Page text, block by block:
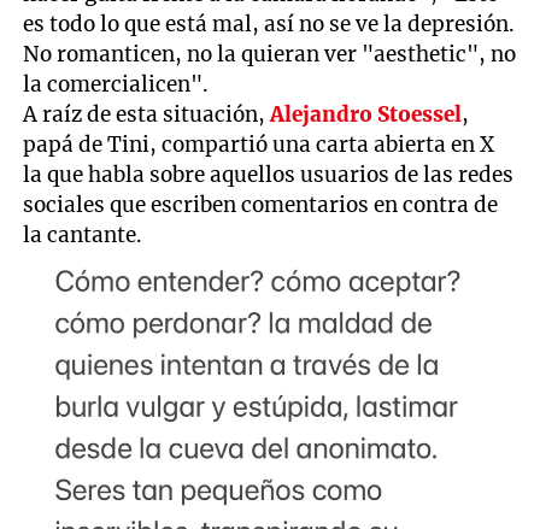
es todo lo que está mal, así no se ve la depresión.
No romanticen, no la quieran ver "aesthetic", no
la comercialicen".
A raíz de esta situación,Alejandro Stoessel,
papá de Tini, compartió una carta abierta en X
la que habla sobre aquellos usuarios de las redes
sociales que escriben comentarios en contra de
la cantante.